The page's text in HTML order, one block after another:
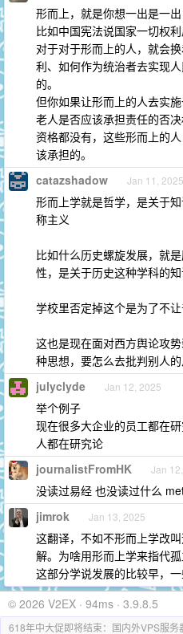
形而上，就是你想一出是一
比如中国宪法说国家一切权
对于对于形而上的人，就会
利、如何作为统治者去实现
的。
但你如果让形而上的人去实
老人是否应该承担责任的否
资格都没有，这些形而上的
该承担的。
catazshadow Jan 11, 2025
形而上学就是哲学，是关于
称主义
比如什么历史螺旋发展，就
性，是关于历史这种学科的知
学校里否定掉这个是为了不
这也是现在面对西方舆论攻
种思想，要怎么去批判别人的
julyclyde Jan 12, 2025
举个例子
现在很多大企业的员工都在
人都在研究论
journalistFromHK Jan
没读过易经 也没读过什么
jimrok Jan 13, 2025
这翻译，不如不形而上学改
解。为啥用形而上学来指代
这部分学说发展的比较早，一
© 2026 V2EX · 94ms · 3.9.8.5
618年中大促即将结束：国内外VPS服